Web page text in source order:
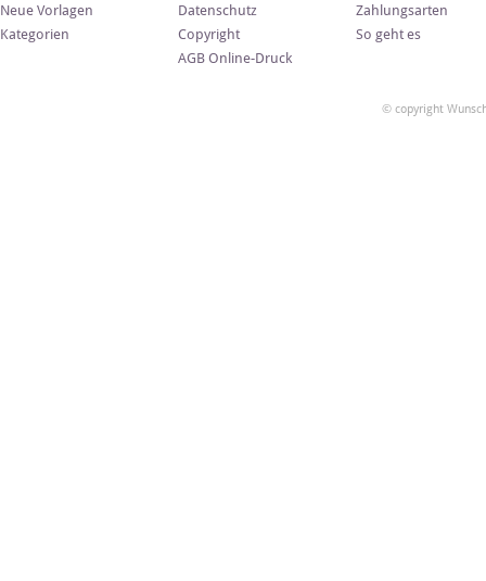
Neue Vorlagen
Kategorien
Datenschutz
Copyright
AGB Online-Druck
Zahlungsarten
So geht es
© copyright